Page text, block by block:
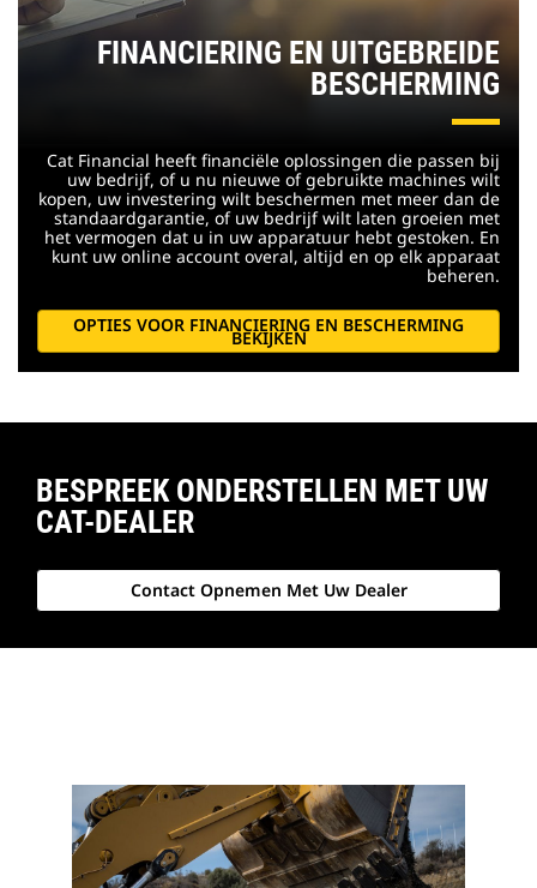
FINANCIERING EN UITGEBREIDE
BESCHERMING
Cat Financial heeft financiële oplossingen die passen bij
uw bedrijf, of u nu nieuwe of gebruikte machines wilt
kopen, uw investering wilt beschermen met meer dan de
standaardgarantie, of uw bedrijf wilt laten groeien met
het vermogen dat u in uw apparatuur hebt gestoken. En
kunt uw online account overal, altijd en op elk apparaat
beheren.
OPTIES VOOR FINANCIERING EN BESCHERMING
BEKIJKEN
BESPREEK ONDERSTELLEN MET UW
CAT-DEALER
Contact Opnemen Met Uw Dealer